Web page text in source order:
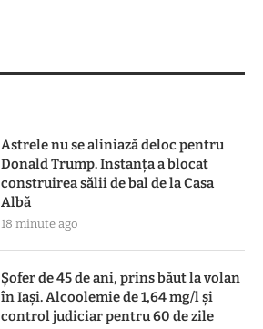
Astrele nu se aliniază deloc pentru
Donald Trump. Instanța a blocat
construirea sălii de bal de la Casa
Albă
18 minute ago
Șofer de 45 de ani, prins băut la volan
în Iași. Alcoolemie de 1,64 mg/l și
control judiciar pentru 60 de zile